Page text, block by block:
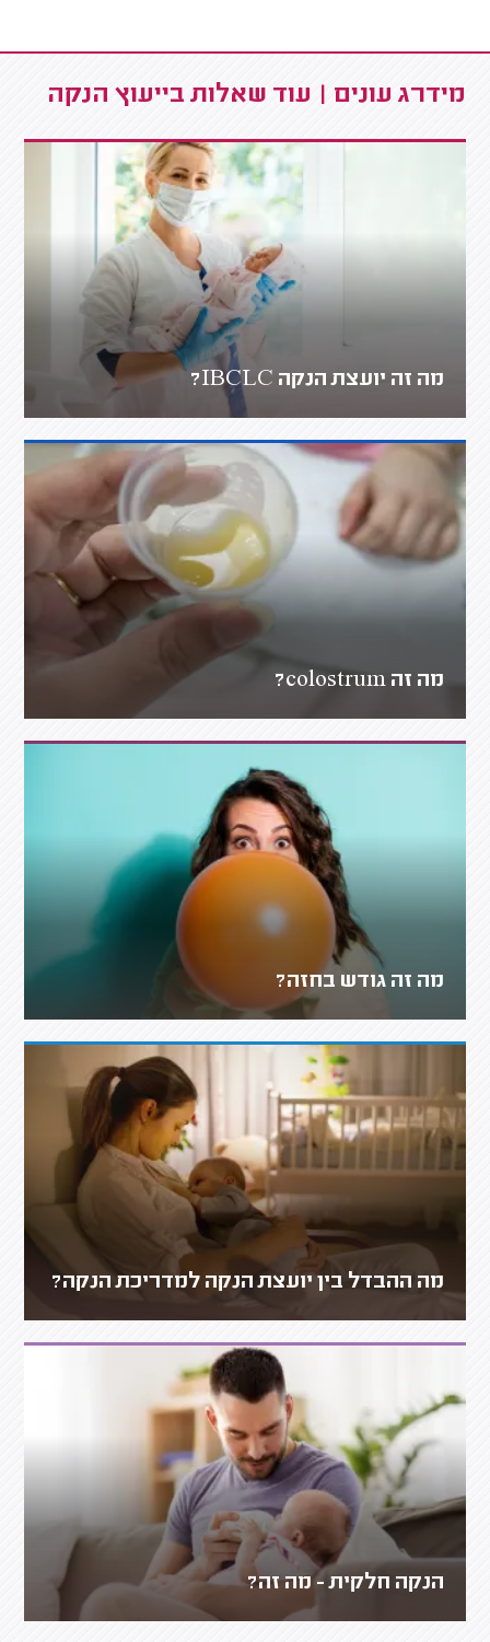
מידרג עונים | עוד שאלות בייעוץ הנקה
מה זה יועצת הנקה IBCLC?
מה זה colostrum?
מה זה גודש בחזה?
מה ההבדל בין יועצת הנקה למדריכת הנקה?
הנקה חלקית - מה זה?